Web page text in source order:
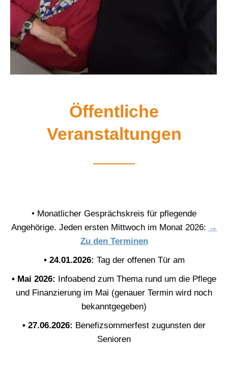
Öffentliche
Veranstaltungen
• Monatlicher Gesprächskreis für pflegende
Angehörige. Jeden ersten Mittwoch im Monat 2026: →
Zu den Terminen
• 24.01.2026: Tag der offenen Tür am
• Mai 2026: Infoabend zum Thema rund um die Pflege
und Finanzierung im Mai (genauer Termin wird noch
bekanntgegeben)
• 27.06.2026: Benefizsommerfest zugunsten der
Senioren